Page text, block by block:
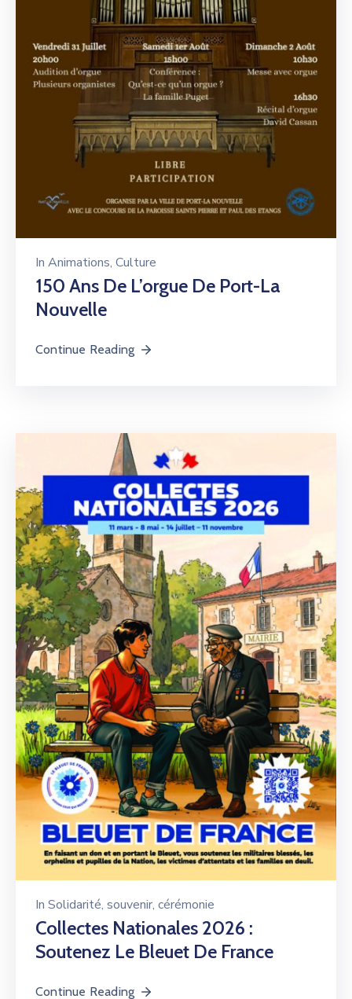
In Animations‚ Culture
150 Ans De L’orgue De Port-La
Nouvelle
Continue Reading
In Solidarité‚ souvenir, cérémonie
Collectes Nationales 2026 :
Soutenez Le Bleuet De France
Continue Reading